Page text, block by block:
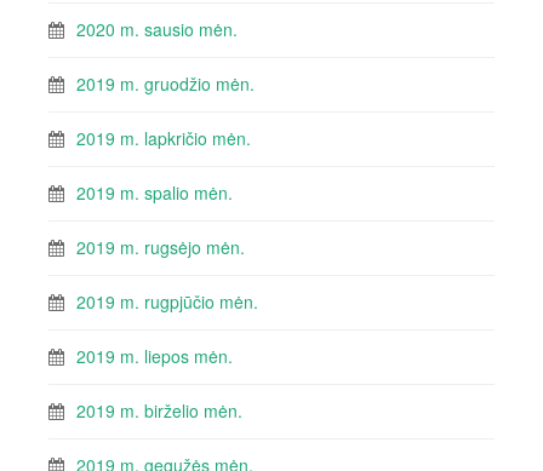
2020 m. sausio mėn.
2019 m. gruodžio mėn.
2019 m. lapkričio mėn.
2019 m. spalio mėn.
2019 m. rugsėjo mėn.
2019 m. rugpjūčio mėn.
2019 m. liepos mėn.
2019 m. birželio mėn.
2019 m. gegužės mėn.